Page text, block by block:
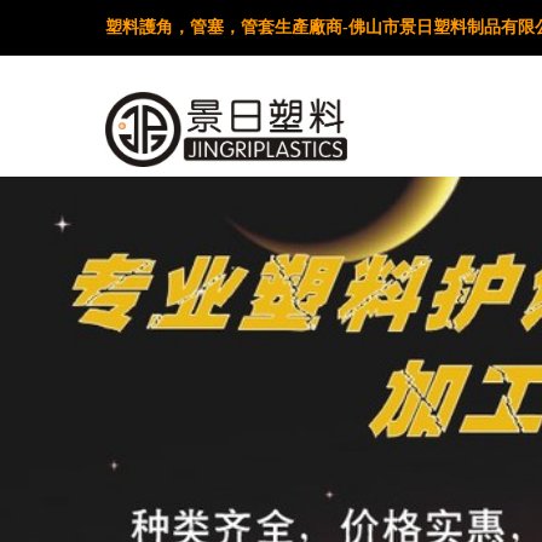
塑料護角，管塞，管套生產廠商-佛山市景日塑料制品有限